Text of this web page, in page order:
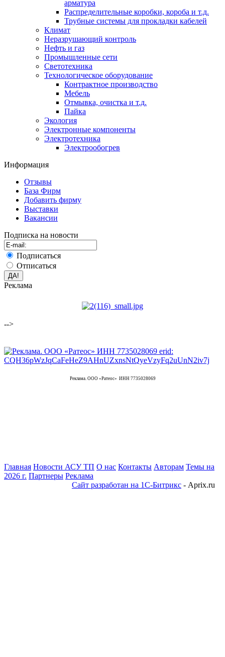
арматура
Распределительные коробки, короба и т.д.
Трубные системы для прокладки кабелей
Климат
Неразрушающий контроль
Нефть и газ
Промышленные сети
Светотехника
Технологическое оборудование
Контрактное производство
Мебель
Отмывка, очистка и т.д.
Пайка
Экология
Электронные компоненты
Электротехника
Электрообогрев
Информация
Отзывы
База Фирм
Добавить фирму
Выставки
Вакансии
Подписка на новости
Подписаться
Отписаться
Реклама
-->
Реклама. ООО «Ратеос» ИНН 7735028069
Главная Новости АСУ ТП О нас Контакты Авторам Темы на
2026 г. Партнеры Реклама
Сайт разработан на 1С-Битрикс - Aprix.ru